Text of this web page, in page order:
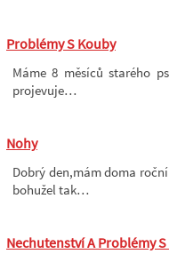
Problémy S Kouby
Máme 8 měsíců starého
projevuje…
Nohy
Dobrý den,mám doma
bohužel tak…
Nechutenství A Problémy